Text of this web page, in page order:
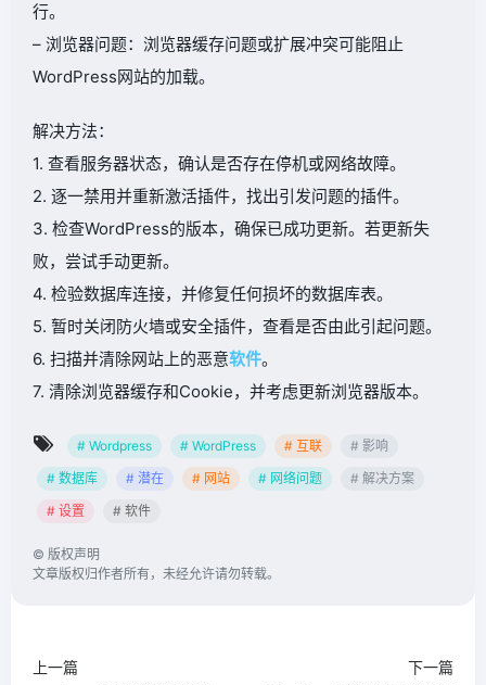
行。
– 浏览器问题：浏览器缓存问题或扩展冲突可能阻止
WordPress网站的加载。
解决方法：
1. 查看服务器状态，确认是否存在停机或网络故障。
2. 逐一禁用并重新激活插件，找出引发问题的插件。
3. 检查WordPress的版本，确保已成功更新。若更新失
败，尝试手动更新。
4. 检验数据库连接，并修复任何损坏的数据库表。
5. 暂时关闭防火墙或安全插件，查看是否由此引起问题。
6. 扫描并清除网站上的恶意软件。
7. 清除浏览器缓存和Cookie，并考虑更新浏览器版本。
# Wordpress # WordPress # 互联
# 影响
# 数据库
# 潜在 # 网站 # 网络问题
# 解决方案
# 设置
# 软件
© 版权声明
文章版权归作者所有，未经允许请勿转载。
上一篇 下一篇